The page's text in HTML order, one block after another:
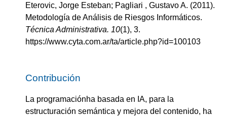
Eterovic, Jorge Esteban; Pagliari , Gustavo A. (2011).
Metodología de Análisis de Riesgos Informáticos.
Técnica Administrativa. 10(1), 3.
https://www.cyta.com.ar/ta/article.php?id=100103
Contribución
La programaciónha basada en IA, para la
estructuración semántica y mejora del contenido, ha